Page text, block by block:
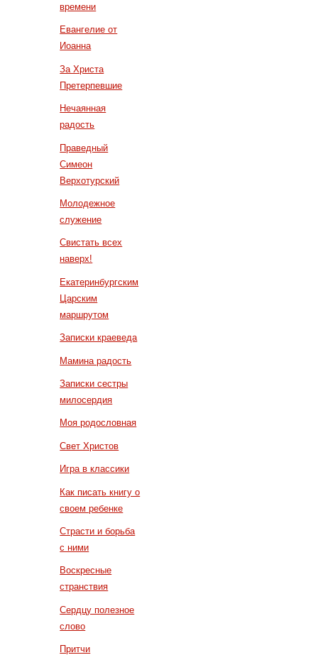
времени
Евангелие от
Иоанна
За Христа
Претерпевшие
Нечаянная
радость
Праведный
Симеон
Верхотурский
Молодежное
служение
Свистать всех
наверх!
Екатеринбургским
Царским
маршрутом
Записки краеведа
Мамина радость
Записки сестры
милосердия
Моя родословная
Свет Христов
Игра в классики
Как писать книгу о
своем ребенке
Страсти и борьба
с ними
Воскресные
странствия
Сердцу полезное
слово
Притчи